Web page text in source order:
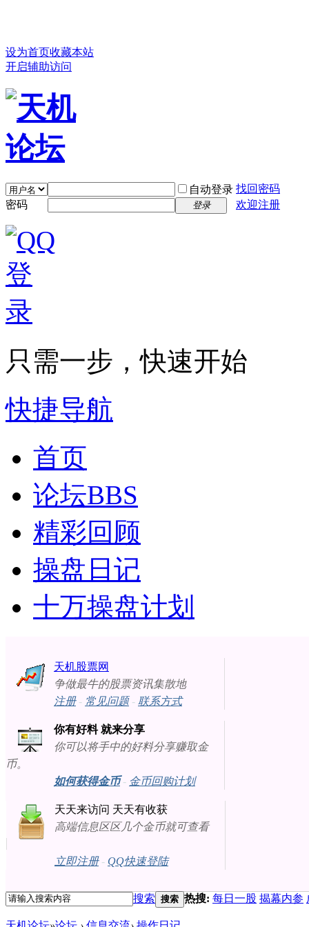
设为首页收藏本站
开启辅助访问
自动登录 找回密码
密码
登录 欢迎注册
只需一步，快速开始
快捷导航
首页
论坛BBS
精彩回顾
操盘日记
十万操盘计划
天机股票网
争做最牛的股票资讯集散地
注册- 常见问题- 联系方式
你有好料 就来分享
你可以将手中的好料分享赚取金
币。
如何获得金币- 金币回购计划
天天来访问 天天有收获
高端信息区区几个金币就可查看
立即注册- QQ快速登陆
搜索 搜索 热搜: 每日一股 揭幕内参